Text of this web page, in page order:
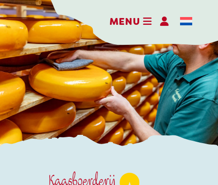
MENU
DER ERLEBNISBAUERNHOF
DIE KÄSEREI
DIE BRENNEREI
HOFLADEN